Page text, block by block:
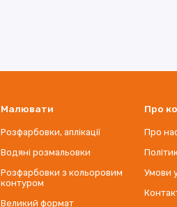
Малювати
Розфарбовки, аплікації
Водяні розмальовки
Розфарбовки з кольоровим
контуром
Великий формат
Про
Про
Умови